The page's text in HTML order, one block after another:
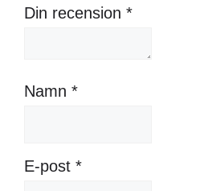
Din recension *
Namn *
E-post *